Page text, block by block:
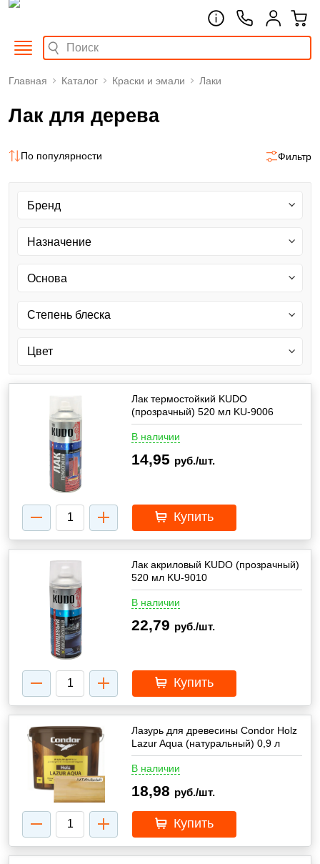
Главная Каталог Краски и эмали Лаки
Лак для дерева
По популярности Фильтр
Лак термостойкий KUDO
(прозрачный) 520 мл KU-9006
В наличии
14,95 руб./шт.
Купить
Лак акриловый KUDO (прозрачный)
520 мл KU-9010
В наличии
22,79 руб./шт.
Купить
Лазурь для древесины Condor Holz
Lazur Aqua (натуральный) 0,9 л
В наличии
18,98 руб./шт.
Купить